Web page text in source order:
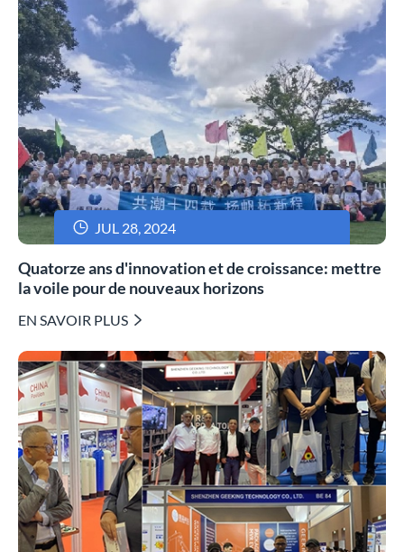
 JUL 28, 2024
Quatorze ans d'innovation et de croissance: mettre
la voile pour de nouveaux horizons
EN SAVOIR PLUS 